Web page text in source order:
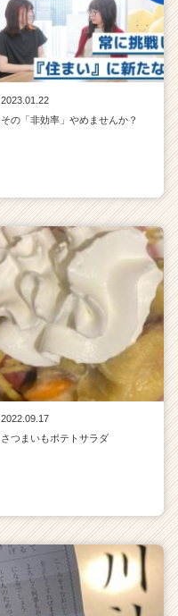
2023.01.22
その「非効率」やめませんか？
2022.09.17
さつまいもポテトサラダ